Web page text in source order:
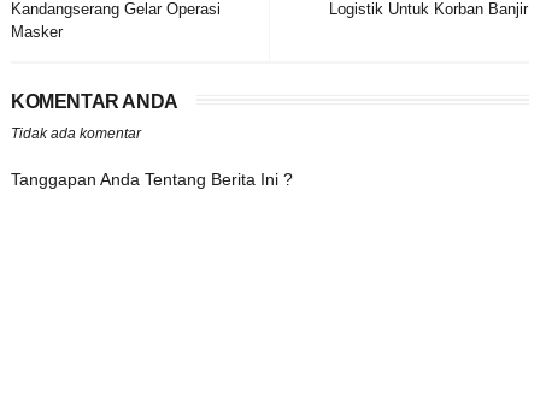
Logistik Untuk Korban Banjir
Kandangserang Gelar Operasi
Masker
KOMENTAR ANDA
Tidak ada komentar
Tanggapan Anda Tentang Berita Ini ?